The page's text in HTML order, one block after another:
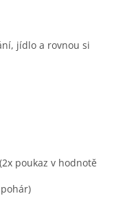
jídlo a rovnou si
poukaz v hodnotě